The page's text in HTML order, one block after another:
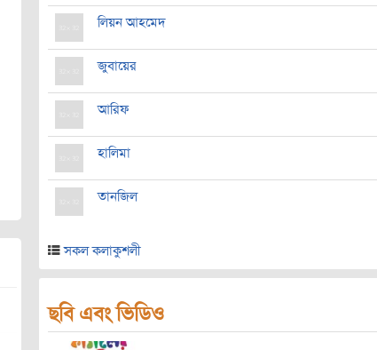
লিয়ন আহমেদ
জুবায়ের
আরিফ
হালিমা
তানজিল
সকল কলাকুশলী
ছবি এবং ভিডিও